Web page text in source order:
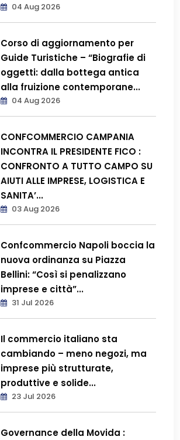
04 Aug 2026
Corso di aggiornamento per
Guide Turistiche – “Biografie di
oggetti: dalla bottega antica
alla fruizione contemporane...
04 Aug 2026
CONFCOMMERCIO CAMPANIA
INCONTRA IL PRESIDENTE FICO :
CONFRONTO A TUTTO CAMPO SU
AIUTI ALLE IMPRESE, LOGISTICA E
SANITA’...
03 Aug 2026
Confcommercio Napoli boccia la
nuova ordinanza su Piazza
Bellini: “Così si penalizzano
imprese e città”...
31 Jul 2026
Il commercio italiano sta
cambiando – meno negozi, ma
imprese più strutturate,
produttive e solide...
23 Jul 2026
Governance della Movida :